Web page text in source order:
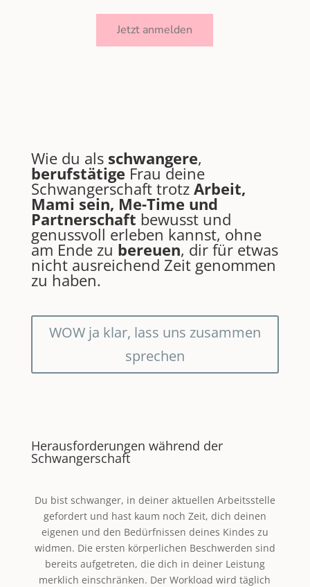
Jetzt anmelden
Wie du als schwangere,
berufstätige Frau deine
Schwangerschaft trotz Arbeit,
Mami sein, Me-Time und
Partnerschaft bewusst und
genussvoll erleben kannst, ohne
am Ende zu bereuen, dir für etwas
nicht ausreichend Zeit genommen
zu haben.
WOW ja klar, lass uns zusammen
sprechen
Herausforderungen während der
Schwangerschaft
Du bist schwanger, in deiner aktuellen Arbeitsstelle
gefordert und hast kaum noch Zeit, dich deinen
eigenen und den Bedürfnissen deines Kindes zu
widmen. Die ersten körperlichen Beschwerden sind
bereits aufgetreten, die dich in deiner Leistung
merklich einschränken. Der Workload wird täglich